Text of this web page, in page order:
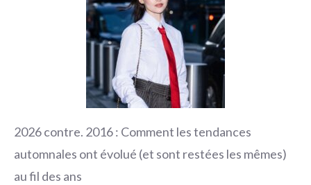
2026 contre. 2016 : Comment les tendances
automnales ont évolué (et sont restées les mêmes)
au fil des ans